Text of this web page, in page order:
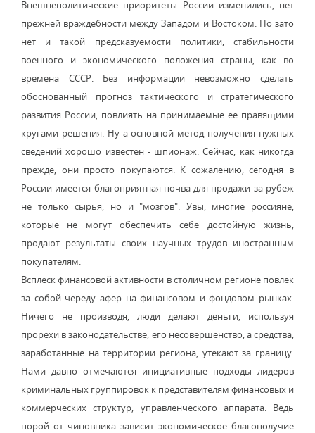
Внешнеполитические приоритеты России изменились, нет
прежней враждебности между Западом и Востоком. Но зато
нет и такой предсказуемости политики, стабильности
военного и экономического положения страны, как во
времена СССР. Без информации невозможно сделать
обоснованный прогноз тактического и стратегического
развития России, повлиять на принимаемые ее правящими
кругами решения. Ну а основной метод получения нужных
сведений хорошо известен - шпионаж. Сейчас, как никогда
прежде, они просто покупаются. К сожалению, сегодня в
России имеется благоприятная почва для продажи за рубеж
не только сырья, но и "мозгов". Увы, многие россияне,
которые не могут обеспечить себе достойную жизнь,
продают результаты своих научных трудов иностранным
покупателям.
Всплеск финансовой активности в столичном регионе повлек
за собой череду афер на финансовом и фондовом рынках.
Ничего не производя, люди делают деньги, используя
прорехи в законодательстве, его несовершенство, а средства,
заработанные на территории региона, утекают за границу.
Нами давно отмечаются инициативные подходы лидеров
криминальных группировок к представителям финансовых и
коммерческих структур, управленческого аппарата. Ведь
порой от чиновника зависит экономическое благополучие